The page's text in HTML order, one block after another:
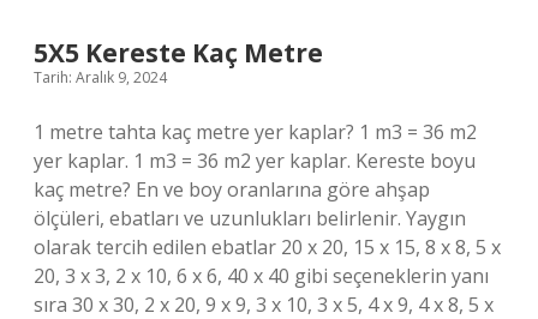
5X5 Kereste Kaç Metre
Tarih: Aralık 9, 2024
1 metre tahta kaç metre yer kaplar? 1 m3 = 36 m2
yer kaplar. 1 m3 = 36 m2 yer kaplar. Kereste boyu
kaç metre? En ve boy oranlarına göre ahşap
ölçüleri, ebatları ve uzunlukları belirlenir. Yaygın
olarak tercih edilen ebatlar 20 x 20, 15 x 15, 8 x 8, 5 x
20, 3 x 3, 2 x 10, 6 x 6, 40 x 40 gibi seçeneklerin yanı
sıra 30 x 30, 2 x 20, 9 x 9, 3 x 10, 3 x 5, 4 x 9, 4 x 8, 5 x